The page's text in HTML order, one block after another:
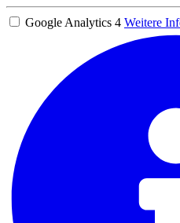
Google Analytics 4 Weitere